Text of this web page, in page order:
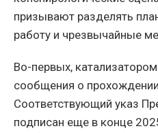
призывают разделять
работу и чрезвычайные
Во-первых,
сообщения о
Соответствующий указ
подписан еще в конце